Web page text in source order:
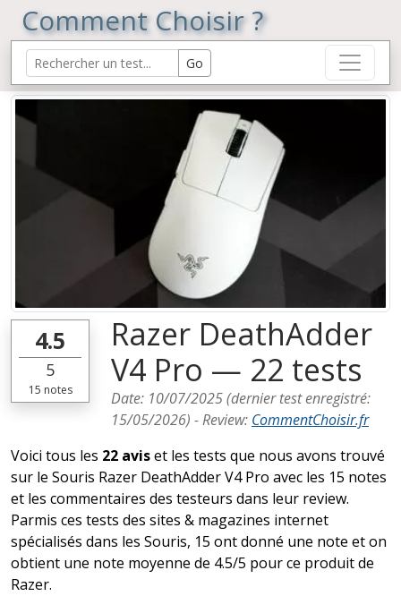
Comment Choisir ?
4.5
5
15 notes
Razer DeathAdder
V4 Pro — 22 tests
Date: 10/07/2025(dernier test enregistré:
15/05/2026) -Review: CommentChoisir.fr
Voici tous les 22 aviset les tests que nous avons trouvé
sur le Souris Razer DeathAdder V4 Pro avec les 15 notes
et les commentaires des testeurs dans leur review.
Parmis ces tests des sites & magazines internet
spécialisés dans les Souris, 15 ont donné une note et on
obtient une note moyenne de 4.5/5 pour ce produit de
Razer.